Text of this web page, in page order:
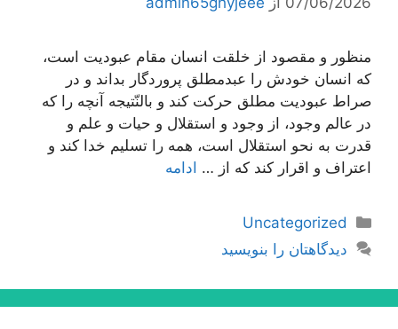
منظور و مقصود از خلقت انسان مقام عبودیت است،
كه انسان خودش را عبدمطلق پروردگار بداند و در
صراط عبودیت مطلق حركت كند و بالنّتیجه آنچه را كه
در عالم وجود، از وجود و استقلال و حیات و علم و
قدرت به نحو استقلال است، همه را تسلیم خدا كند و
اعتراف و اقرار كند كه از … ادامه
دسته‌ها
Uncategorized
دیدگاهتان را بنویسید